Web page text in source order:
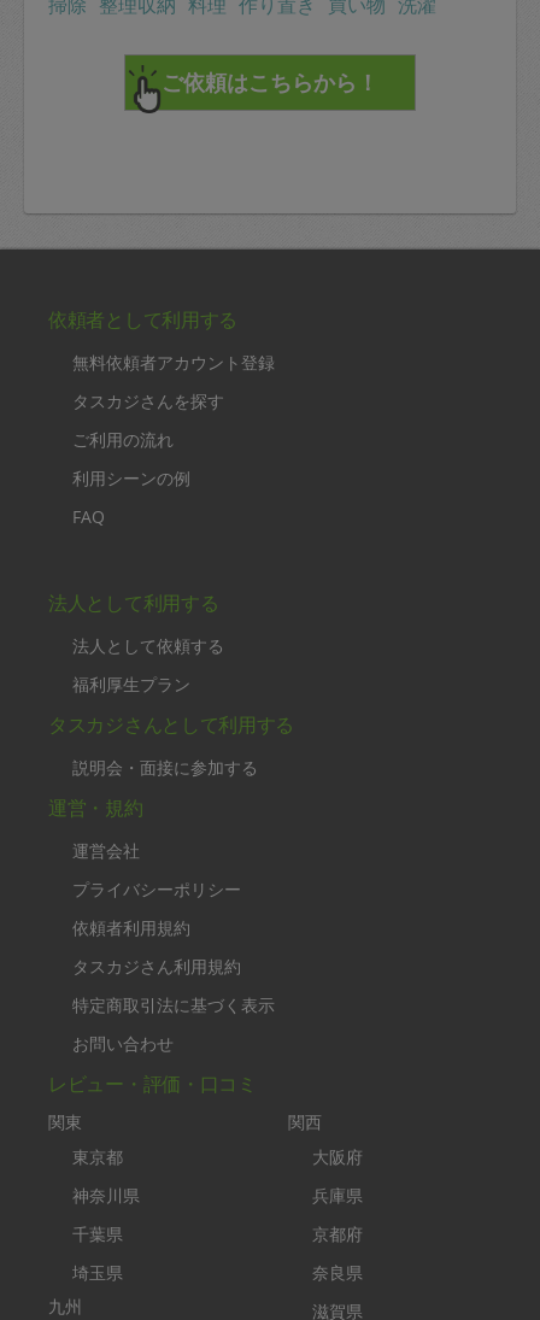
依頼者として利用する
無料依頼者アカウント登録
タスカジさんを探す
ご利用の流れ
利用シーンの例
FAQ
法人として利用する
法人として依頼する
福利厚生プラン
タスカジさんとして利用する
説明会・面接に参加する
運営・規約
運営会社
プライバシーポリシー
依頼者利用規約
タスカジさん利用規約
特定商取引法に基づく表示
お問い合わせ
レビュー・評価・口コミ
関東
東京都
神奈川県
千葉県
埼玉県
九州
関西
大阪府
兵庫県
京都府
奈良県
滋賀県